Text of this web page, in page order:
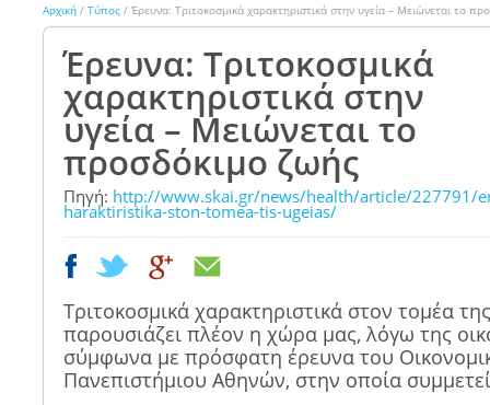
Αρχική/ Τύπος/ Έρευνα: Τριτοκοσμικά χαρακτηριστικά στην υγεία – Μειώνεται το
Έρευνα: Τριτοκοσμικά
χαρακτηριστικά στην
υγεία – Μειώνεται το
προσδόκιμο ζωής
Πηγή: http://www.skai.gr/news/health/article/227791/
haraktiristika-ston-tomea-tis-ugeias/
Τριτοκοσμικά χαρακτηριστικά στον τομέα
παρουσιάζει πλέον η χώρα μας, λόγω της
σύμφωνα με πρόσφατη έρευνα του
Πανεπιστήμιου Αθηνών, στην οποία